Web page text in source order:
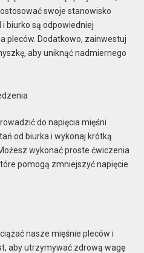
swoje stanowisko
biurko są odpowiedniej
pleców. Dodatkowo, zainwestuj
aby uniknąć nadmiernego
do napięcia mięśni
od biurka i wykonaj krótką
wykonać proste ćwiczenia
pomogą zmniejszyć napięcie
nasze mięśnie pleców i
aby utrzymywać zdrową wagę